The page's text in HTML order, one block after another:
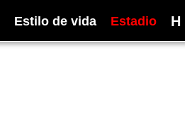
Estilo de vida Estadio H